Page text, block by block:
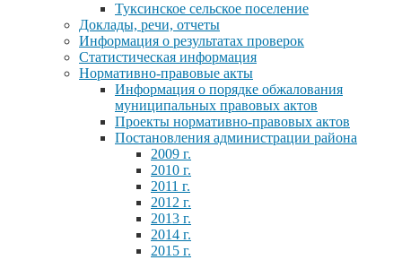
Туксинское сельское поселение
Доклады, речи, отчеты
Информация о результатах проверок
Статистическая информация
Нормативно-правовые акты
Информация о порядке обжалования
муниципальных правовых актов
Проекты нормативно-правовых актов
Постановления администрации района
2009 г.
2010 г.
2011 г.
2012 г.
2013 г.
2014 г.
2015 г.